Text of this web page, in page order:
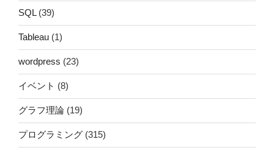
SQL(39)
Tableau (1)
wordpress (23)
イベント (8)
グラフ理論 (19)
プログラミング (315)